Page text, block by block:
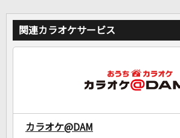
関連カラオケサービス
カラオケ@DAM